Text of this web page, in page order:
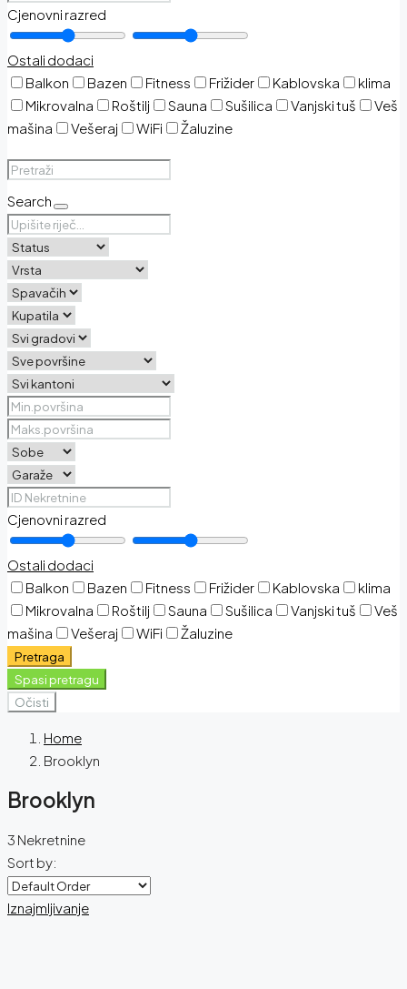
Cjenovni razred
Ostali dodaci
Balkon
Bazen Fitness Frižider Kablovska
klima
Mikrovalna
Roštilj Sauna Sušilica Vanjski tuš
Veš
mašina
Vešeraj WiFi Žaluzine
Search
Cjenovni razred
Ostali dodaci
Balkon
Bazen Fitness Frižider Kablovska
klima
Mikrovalna
Roštilj Sauna Sušilica Vanjski tuš
Veš
mašina
Vešeraj WiFi Žaluzine
Pretraga
Spasi pretragu
Očisti
Home
Brooklyn
Brooklyn
3 Nekretnine
Sort by:
Iznajmljivanje